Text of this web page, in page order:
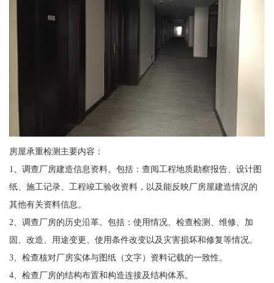
房屋承重检测主要内容：
1、调查厂房建造信息资料。包括：查阅工程地质勘察报告、设计图
纸、施工记录、工程竣工验收资料，以及能反映厂房屋建造情况的
其他有关资料信息。
2、调查厂房的历史沿革。包括：使用情况、检查检测、维修、加
固、改造、用途变更、使用条件改变以及灾害损坏和修复等情况。
3、检查核对厂房实体与图纸（文字）资料记载的一致性。
4、检查厂房的结构布置和构造连接及结构体系。